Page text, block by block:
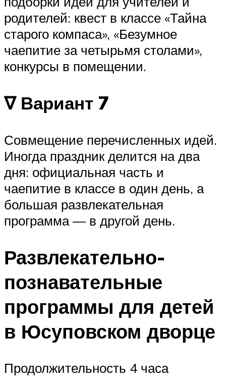
родителей: квест в классе «Тайна
старого компаса», «Безумное
чаепитие за четырьмя столами»,
конкурсы в помещении.
∇ Вариант 7
Совмещение перечисленных идей.
Иногда праздник делится на два
дня: официальная часть и
чаепитие в классе в один день, а
большая развлекательная
программа — в другой день.
Развлекательно-
познавательные
программы для детей
в Юсуповском дворце
Продолжительность 4 часа